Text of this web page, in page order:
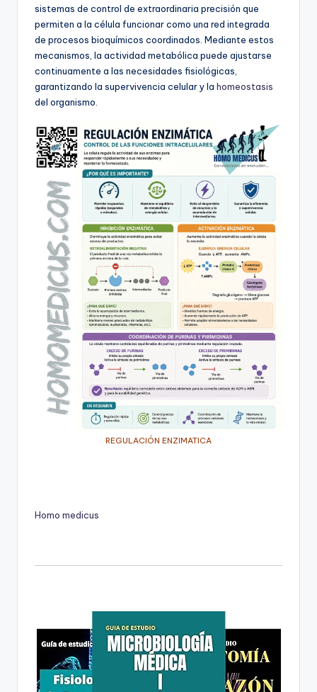
sistemas de control de extraordinaria precisión que
permiten a la célula funcionar como una red integrada
de procesos bioquímicos coordinados. Mediante estos
mecanismos, la actividad metabólica puede ajustarse
continuamente a las necesidades fisiológicas,
garantizando la supervivencia celular y la homeostasis
del organismo.
REGULACIÓN ENZIMATICA
Homo medicus